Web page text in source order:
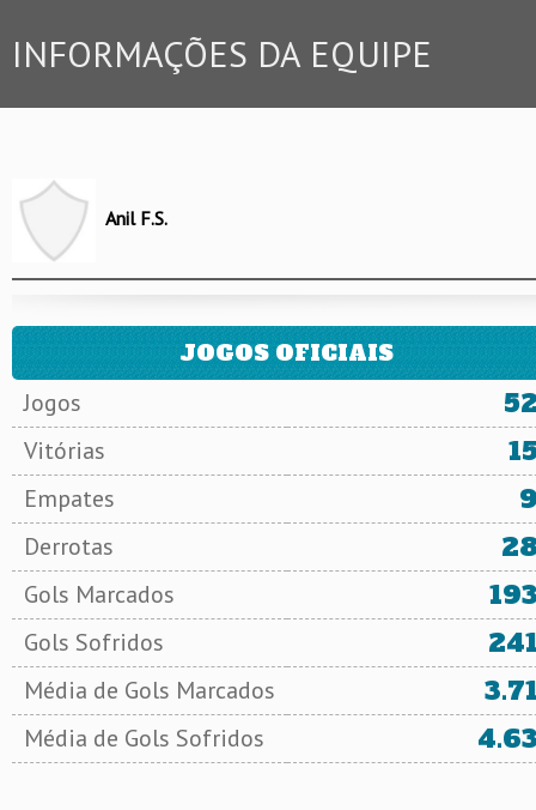
INFORMAÇÕES DA EQUIPE
Anil F.S.
JOGOS OFICIAIS
Jogos
Vitórias
Empates
Derrotas
Gols Marcados
Gols Sofridos
Média de Gols Marcados
Média de Gols Sofridos